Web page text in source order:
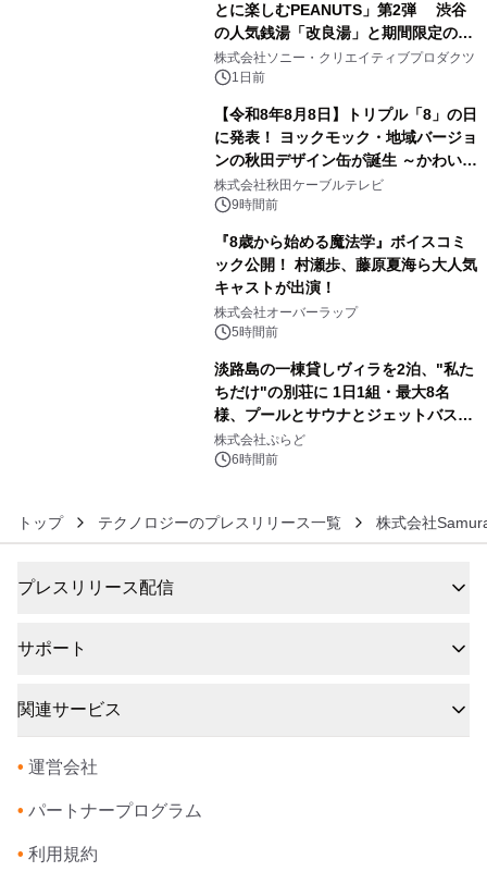
とに楽しむPEANUTS」第2弾 渋谷
の人気銭湯「改良湯」と期間限定のコ
ラボレーション サウナイキタイコラ
ボグッズも発売決定！
株式会社ソニー・クリエイティブプロダクツ
1日前
【令和8年8月8日】トリプル「8」の日
に発表！ ヨックモック・地域バージョ
ンの秋田デザイン缶が誕生 ～かわいい
秋田犬の子犬と秋田の四季と名所を巡
るパッケージ～ 9月1日(火)秋田県内で
株式会社秋田ケーブルテレビ
9時間前
『8歳から始める魔法学』ボイスコミ
ック公開！ 村瀬歩、藤原夏海ら大人気
キャストが出演！
株式会社オーバーラップ
5時間前
淡路島の一棟貸しヴィラを2泊、"私た
ちだけ"の別荘に 1日1組・最大8名
様、プールとサウナとジェットバス付
きで Villa Mon Temps AWAJIの連泊
素泊りプラン
株式会社ぷらど
6時間前
トップ テクノロジーのプレスリリース一覧 株式会社
プレスリリース配信
サポート
関連サービス
• 運営会社
• パートナープログラム
• 利用規約